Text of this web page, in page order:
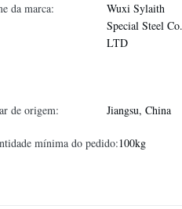
da marca:
Wuxi Sylaith
Special Steel
LTD
de origem: Jiangsu, China
mínima do pedido:100kg